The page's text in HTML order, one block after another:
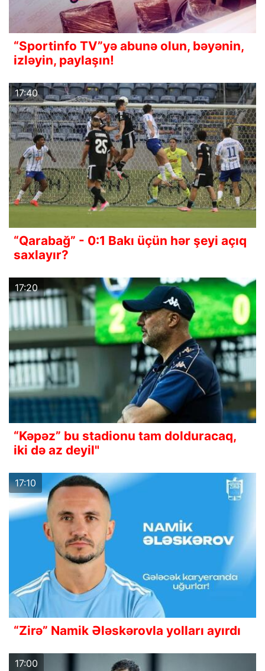
“Sportinfo TV”yə abunə olun, bəyənin,
izləyin, paylaşın!
17:40
“Qarabağ” - 0:1 Bakı üçün hər şeyi açıq
saxlayır?
17:20
“Kəpəz” bu stadionu tam dolduracaq,
iki də az deyil"
17:10
“Zirə” Namik Ələskərovla yolları ayırdı
17:00